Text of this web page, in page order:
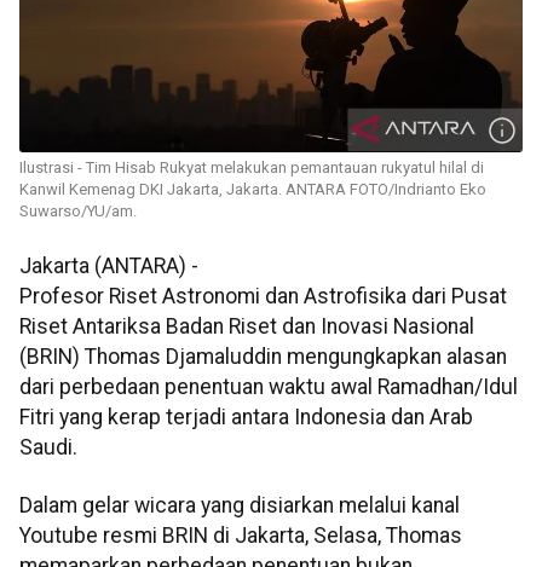
Ilustrasi - Tim Hisab Rukyat melakukan pemantauan rukyatul hilal di
Kanwil Kemenag DKI Jakarta, Jakarta. ANTARA FOTO/Indrianto Eko
Suwarso/YU/am.
Jakarta (ANTARA) -
Profesor Riset Astronomi dan Astrofisika dari Pusat
Riset Antariksa Badan Riset dan Inovasi Nasional
(BRIN) Thomas Djamaluddin mengungkapkan alasan
dari perbedaan penentuan waktu awal Ramadhan/Idul
Fitri yang kerap terjadi antara Indonesia dan Arab
Saudi.
Dalam gelar wicara yang disiarkan melalui kanal
Youtube resmi BRIN di Jakarta, Selasa, Thomas